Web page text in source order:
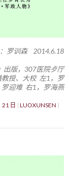
罗训森 2014.6.18
出版，307医院歺厅
授、大校 左1，罗
迎难 右1，罗海燕
日
LUOXUNSEN